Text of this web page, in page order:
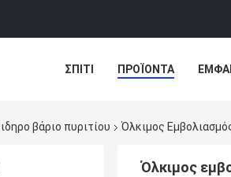
ΣΠΊΤΙ ΠΡΟΪΌΝΤΑ
βάριο πυριτίου Όλκιμος
Όλκιμος